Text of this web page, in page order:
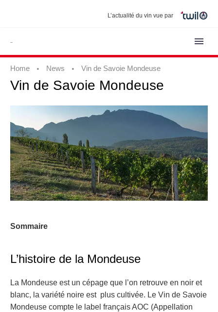
L’actualité du vin vue par
Home News Vin de Savoie Mondeuse
Vin de Savoie Mondeuse
Sommaire
L’histoire de la Mondeuse
La Mondeuse est un cépage que l’on retrouve en noir et
blanc, la variété noire est plus cultivée. Le Vin de Savoie
Mondeuse compte le label français AOC (Appellation